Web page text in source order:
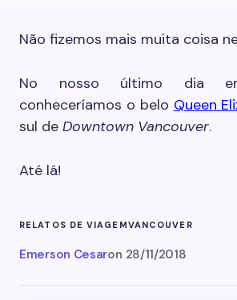
Não fizemos mais muita coisa
No nosso último dia
conheceríamos o belo Queen
sul de Downtown Vancouver.
Até lá!
RELATOS DE VIAGEMVANCOUVER
Emerson Cesaron 28/11/2018